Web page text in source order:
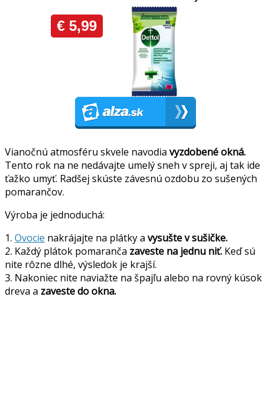
Vianočnú atmosféru skvele navodia vyzdobené okná.
Tento rok na ne nedávajte umelý sneh v spreji, aj tak ide
ťažko umyť. Radšej skúste závesnú ozdobu zo sušených
pomarančov.
Výroba je jednoduchá:
1. Ovocie nakrájajte na plátky a vysušte v sušičke.
2. Každý plátok pomaranča zaveste na jednu niť. Keď sú
nite rôzne dlhé, výsledok je krajší.
3. Nakoniec nite naviažte na špajľu alebo na rovný kúsok
dreva a zaveste do okna.